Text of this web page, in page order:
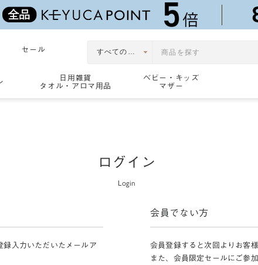
セール
日用雑貨
タオル・アロマ用品
ベビー・キッズ
マザー
ログイン
Login
録入力いただいたメールア
会員でない方
会員登録すると次回よりお客
また、会員限定セールにご参